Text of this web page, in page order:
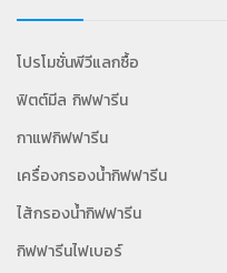
โปรโมชั่นพีวีแลกซื้อ
ฟิตต์มีล กิฟฟารีน
กาแฟกิฟฟารีน
เครื่องกรองน้ำกิฟฟารีน
ไส้กรองน้ำกิฟฟารีน
กิฟฟารีนไฟเบอร์